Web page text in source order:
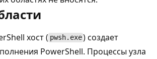
хост ( pwsh.exe) создает
PowerShell. Процессы узла